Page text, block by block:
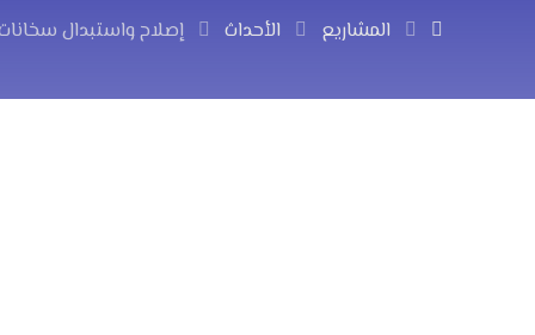
المشاريع الأحداث إصلاح واستبدال سخانات